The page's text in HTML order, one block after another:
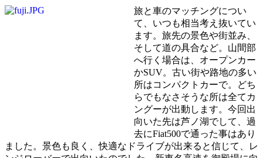
旅と車のマッチングについ
て、いつも相当考え抜いてい
ます。旅先の景色や街並み、
そして道の具合など。山間部
へ行く場合は、オープンカー
かSUV。古い街や路地の多い
所はコンパクトカーで。どち
らでもなさそうな所は全てカ
ングーが出動します。今回出
向いた先は芦ノ湖でして、過
去にFiat500で通った事はあり
ました。景色も良く、快適なドライブが出来ると信じて、レ